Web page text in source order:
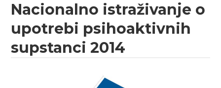
Nacionalno istraživanje o
upotrebi psihoaktivnih
supstanci 2014